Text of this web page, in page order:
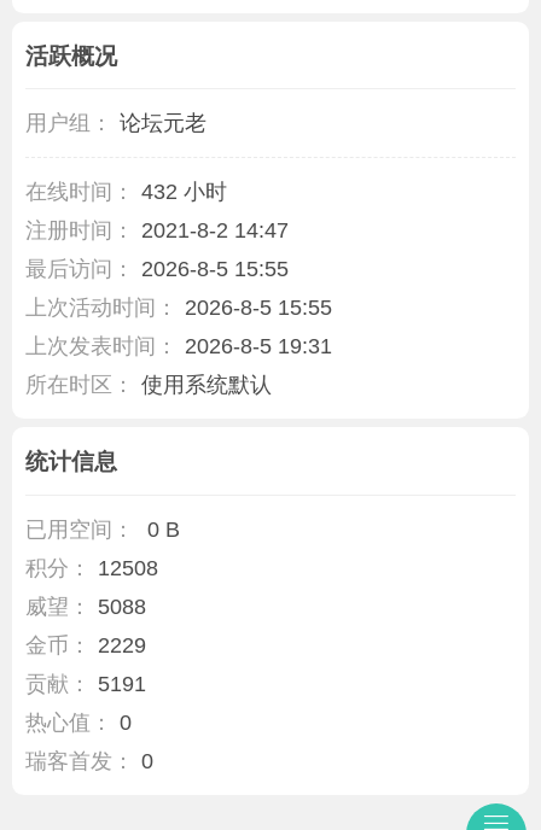
活跃概况
用户组： 论坛元老
在线时间：
432 小时
注册时间：
2021-8-2 14:47
最后访问：
2026-8-5 15:55
上次活动时间：
2026-8-5 15:55
上次发表时间：
2026-8-5 19:31
所在时区：
使用系统默认
统计信息
已用空间：
0 B
积分：
12508
威望：
5088
金币：
2229
贡献：
5191
热心值：
0
瑞客首发：
0